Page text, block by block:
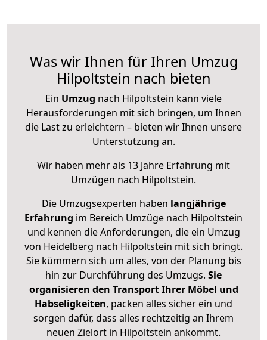
Was wir Ihnen für Ihren Umzug
Hilpoltstein nach bieten
Ein Umzug nach Hilpoltstein kann viele
Herausforderungen mit sich bringen, um Ihnen
die Last zu erleichtern – bieten wir Ihnen unsere
Unterstützung an.
Wir haben mehr als 13 Jahre Erfahrung mit
Umzügen nach Hilpoltstein.
Die Umzugsexperten haben langjährige
Erfahrung im Bereich Umzüge nach Hilpoltstein
und kennen die Anforderungen, die ein Umzug
von Heidelberg nach Hilpoltstein mit sich bringt.
Sie kümmern sich um alles, von der Planung bis
hin zur Durchführung des Umzugs. Sie
organisieren den Transport Ihrer Möbel und
Habseligkeiten, packen alles sicher ein und
sorgen dafür, dass alles rechtzeitig an Ihrem
neuen Zielort in Hilpoltstein ankommt.